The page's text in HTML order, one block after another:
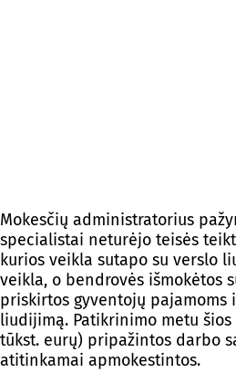
Mokesčių administratorius
specialistai neturėjo teisės
kurios veikla sutapo su verslo
veikla, o bendrovės išmokėtos
priskirtos gyventojų pajamoms
liudijimą. Patikrinimo metu
tūkst. eurų) pripažintos darbo
atitinkamai apmokestintos.